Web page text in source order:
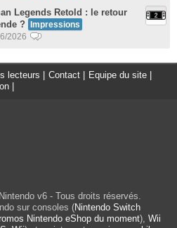
Legends Retold : le retour
?
Impressions
2026
lecteurs | Contact | Equipe du site |
|
v6 - Tous droits réservés.
sur consoles (Nintendo Switch
Nintendo eShop du moment), Wii